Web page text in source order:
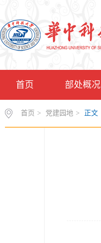
首页 部处概况
首页 > 党建园地 > 正文